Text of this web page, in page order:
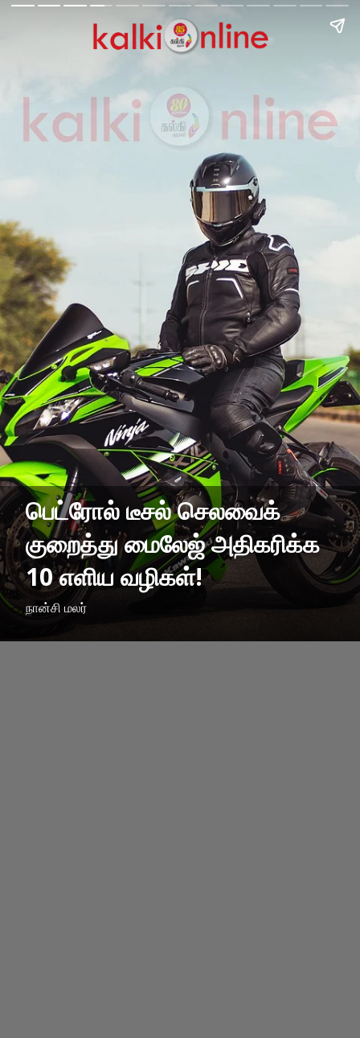
பெட்ரோல் டீசல் செலவைக்
குறைத்து மைலேஜ் அதிகரிக்க
10 எளிய வழிகள்!
நான்சி மலர்